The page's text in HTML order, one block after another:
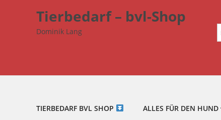
Tierbedarf – bvl-Shop
Dominik Lang
TIERBEDARF BVL SHOP ALLES FÜR DEN HUND